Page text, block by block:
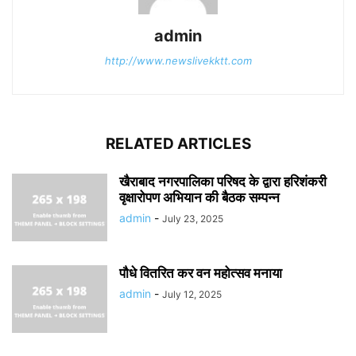
admin
http://www.newslivekktt.com
RELATED ARTICLES
खैराबाद नगरपालिका परिषद के द्वारा हरिशंकरी
वृक्षारोपण अभियान की बैठक सम्पन्न
admin - July 23, 2025
पौधे वितरित कर वन महोत्सव मनाया
admin - July 12, 2025